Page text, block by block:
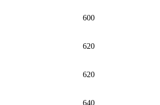
600
620
620
640